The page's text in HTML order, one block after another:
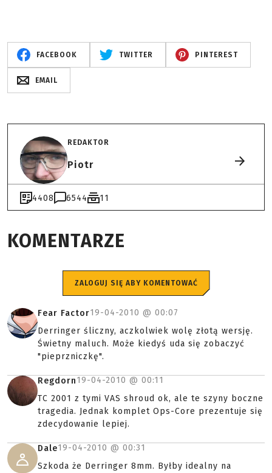
FACEBOOK TWITTER PINTEREST
EMAIL
REDAKTOR
Piotr
4408 6544 11
KOMENTARZE
ZALOGUJ SIĘ ABY KOMENTOWAĆ
Fear Factor19-04-2010 @ 00:07
Derringer śliczny, aczkolwiek wolę złotą wersję.
Świetny maluch. Może kiedyś uda się zobaczyć
"pieprzniczkę".
Regdorn19-04-2010 @ 00:11
TC 2001 z tymi VAS shroud ok, ale te szyny boczne
tragedia. Jednak komplet Ops-Core prezentuje się
zdecydowanie lepiej.
Dale19-04-2010 @ 00:31
Szkoda że Derringer 8mm. Byłby idealny na